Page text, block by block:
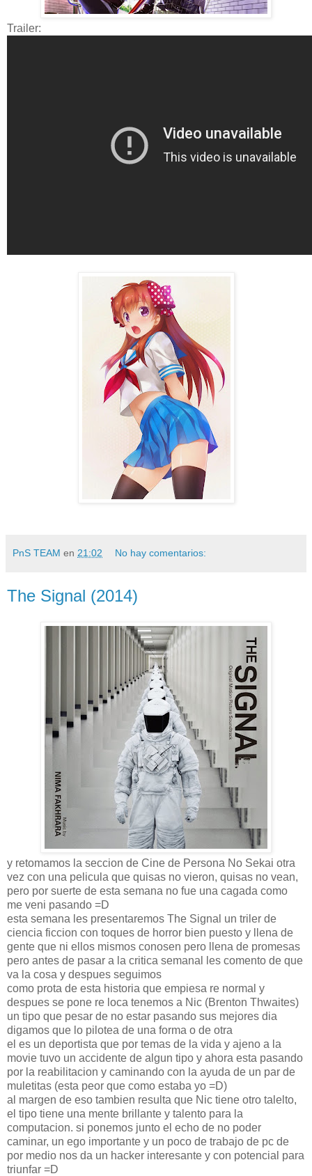
Trailer:
PnS TEAM en 21:02 No hay comentarios:
The Signal (2014)
y retomamos la seccion de Cine de Persona No Sekai otra
vez con una pelicula que quisas no vieron, quisas no vean,
pero por suerte de esta semana no fue una cagada como
me veni pasando =D
esta semana les presentaremos The Signal un triler de
ciencia ficcion con toques de horror bien puesto y llena de
gente que ni ellos mismos conosen pero llena de promesas
pero antes de pasar a la critica semanal les comento de que
va la cosa y despues seguimos
como prota de esta historia que empiesa re normal y
despues se pone re loca tenemos a Nic (Brenton Thwaites)
un tipo que pesar de no estar pasando sus mejores dia
digamos que lo pilotea de una forma o de otra
el es un deportista que por temas de la vida y ajeno a la
movie tuvo un accidente de algun tipo y ahora esta pasando
por la reabilitacion y caminando con la ayuda de un par de
muletitas (esta peor que como estaba yo =D)
al margen de eso tambien resulta que Nic tiene otro talelto,
el tipo tiene una mente brillante y talento para la
computacion. si ponemos junto el echo de no poder
caminar, un ego importante y un poco de trabajo de pc de
por medio nos da un hacker interesante y con potencial para
triunfar =D